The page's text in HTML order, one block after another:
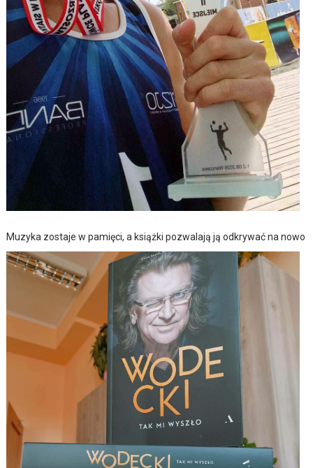
Muzyka zostaje w pamięci, a książki pozwalają ją odkrywać na nowo